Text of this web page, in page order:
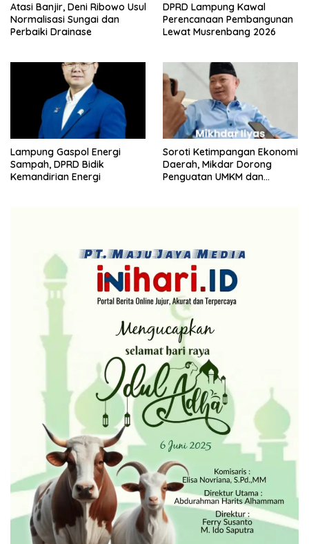
Atasi Banjir, Deni Ribowo Usul
Normalisasi Sungai dan
Perbaiki Drainase
DPRD Lampung Kawal
Perencanaan Pembangunan
Lewat Musrenbang 2026
Lampung Gaspol Energi
Sampah, DPRD Bidik
Kemandirian Energi
Soroti Ketimpangan Ekonomi
Daerah, Mikdar Dorong
Penguatan UMKM dan